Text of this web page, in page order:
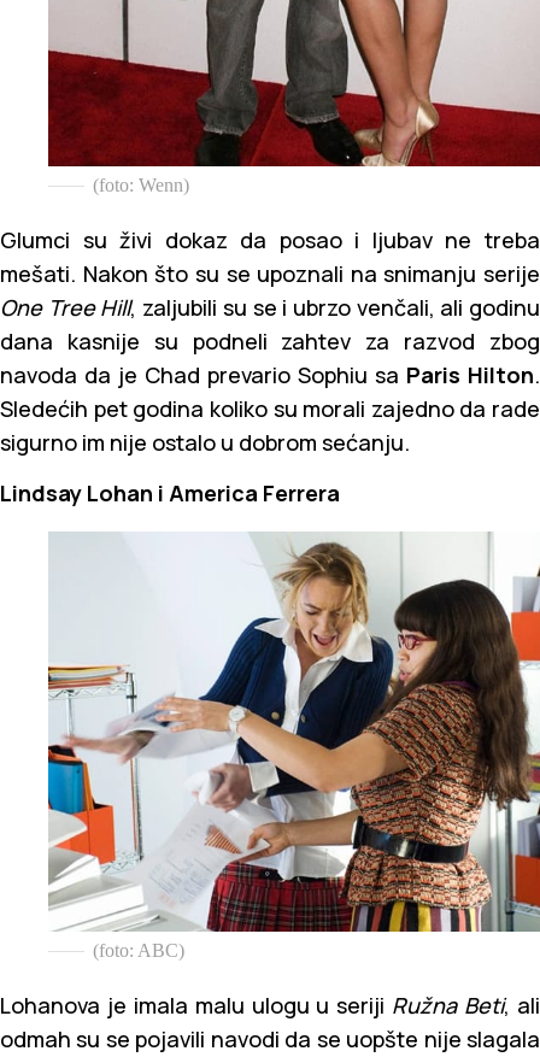
(foto: Wenn)
Glumci su živi dokaz da posao i ljubav ne treba
mešati. Nakon što su se upoznali na snimanju serije
One Tree Hill, zaljubili su se i ubrzo venčali, ali godinu
dana kasnije su podneli zahtev za razvod zbog
navoda da je Chad prevario Sophiu sa Paris Hilton.
Sledećih pet godina koliko su morali zajedno da rade
sigurno im nije ostalo u dobrom sećanju.
Lindsay Lohan i America Ferrera
(foto: ABC)
Lohanova je imala malu ulogu u seriji Ružna Beti, ali
odmah su se pojavili navodi da se uopšte nije slagala